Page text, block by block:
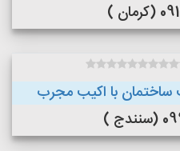
)
ساختمان با اکیب مجرب
)